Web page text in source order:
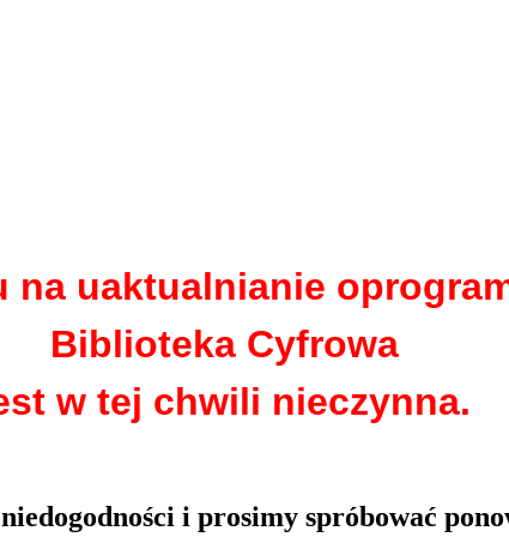
na uaktualnianie
Biblioteka Cyfrowa
w tej chwili nieczynna.
i prosimy spróbować